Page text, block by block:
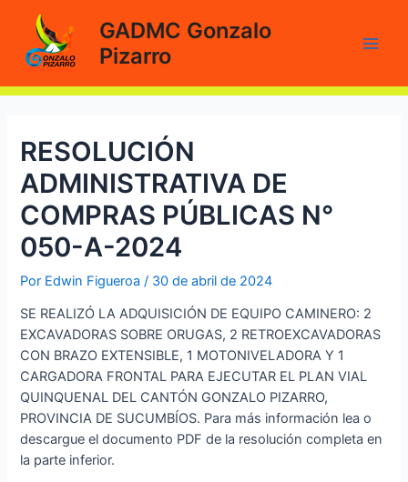
contenido
GADMC Gonzalo
Pizarro
RESOLUCIÓN
ADMINISTRATIVA DE
COMPRAS PÚBLICAS N°
050-A-2024
Por Edwin Figueroa/ 30 de abril de 2024
SE REALIZÓ LA ADQUISICIÓN DE EQUIPO CAMINERO: 2
EXCAVADORAS SOBRE ORUGAS, 2 RETROEXCAVADORAS
CON BRAZO EXTENSIBLE, 1 MOTONIVELADORA Y 1
CARGADORA FRONTAL PARA EJECUTAR EL PLAN VIAL
QUINQUENAL DEL CANTÓN GONZALO PIZARRO,
PROVINCIA DE SUCUMBÍOS. Para más información lea o
descargue el documento PDF de la resolución completa en
la parte inferior.